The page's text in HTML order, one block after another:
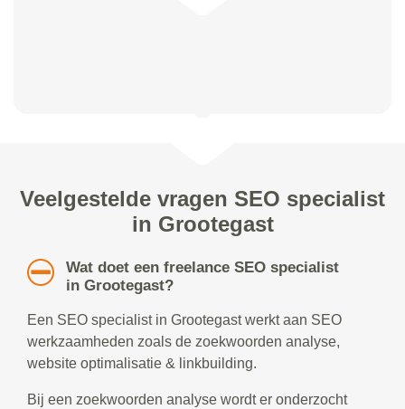
Veelgestelde vragen SEO specialist
in Grootegast
Wat doet een freelance SEO specialist
in Grootegast?
Een SEO specialist in Grootegast werkt aan SEO
werkzaamheden zoals de zoekwoorden analyse,
website optimalisatie & linkbuilding.
Bij een zoekwoorden analyse wordt er onderzocht